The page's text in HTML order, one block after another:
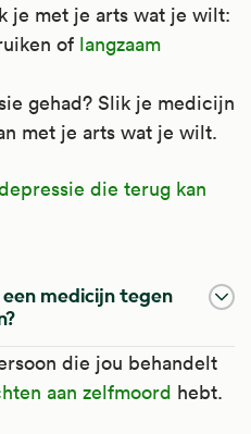
op
griep of
op
je met je arts wat je wilt:
of langzaam
gehad? Slik je medicijn
met je arts wat je wilt.
die terug kan
medicijn tegen
die jou behandelt
aan zelfmoord hebt.